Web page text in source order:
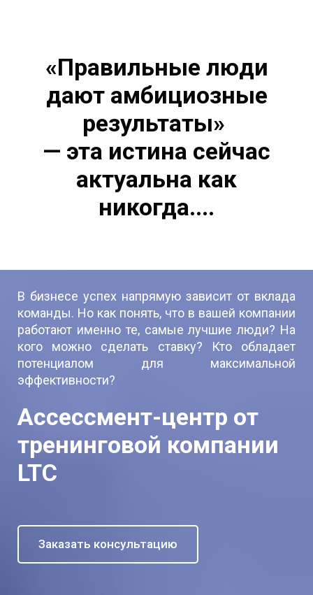
«Правильные люди
дают амбициозные
результаты»
— эта истина сейчас
актуальна как
никогда....
В бизнесе успех напрямую зависит от вклада
команды. Но как понять, что в вашей компании
работают именно те, самые лучшие люди? На
кого можно сделать ставку? Кто обладает
потенциалом для максимальной
эффективности?
Ассессмент-центр от
тренинговой компании
LTC
Заказать консультацию